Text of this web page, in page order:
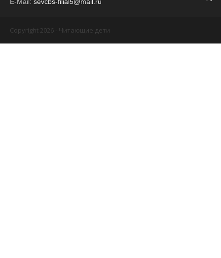
Copyright 2026 - Читающие дети